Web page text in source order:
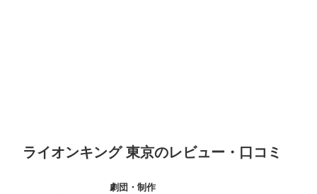
ライオンキング 東京のレビュー・口コミ
劇団・制作